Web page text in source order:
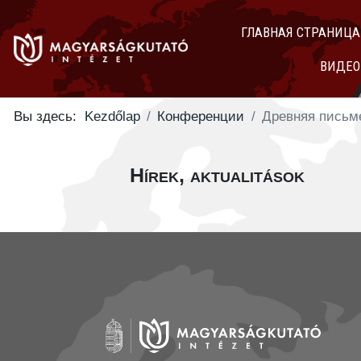
ГЛАВНАЯ СТРАНИЦА
ВИДЕО
Вы здесь: Kezdőlap Конференции Древняя
Hírek, aktualitások